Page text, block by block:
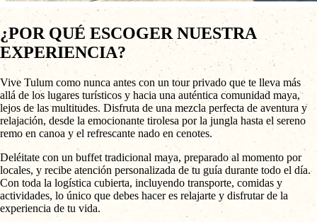
¿POR QUÉ ESCOGER NUESTRA
EXPERIENCIA?
Vive Tulum como nunca antes con un tour privado que te lleva más
allá de los lugares turísticos y hacia una auténtica comunidad maya,
lejos de las multitudes. Disfruta de una mezcla perfecta de aventura y
relajación, desde la emocionante tirolesa por la jungla hasta el sereno
remo en canoa y el refrescante nado en cenotes.
Deléitate con un buffet tradicional maya, preparado al momento por
locales, y recibe atención personalizada de tu guía durante todo el día.
Con toda la logística cubierta, incluyendo transporte, comidas y
actividades, lo único que debes hacer es relajarte y disfrutar de la
experiencia de tu vida.